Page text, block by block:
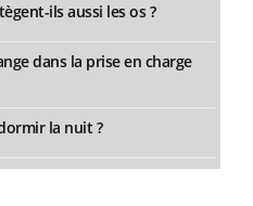
ils aussi les os ?
dans la prise en charge
la nuit ?